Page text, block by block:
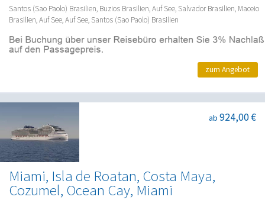
Santos (Sao Paolo) Brasilien, Buzios Brasilien, Auf See, Salvador Brasilien, Maceio
Brasilien, Auf See, Auf See, Santos (Sao Paolo) Brasilien
zum Angebot
Miami, Isla de Roatan, Costa Maya,
Cozumel, Ocean Cay, Miami
ab 924,00 €